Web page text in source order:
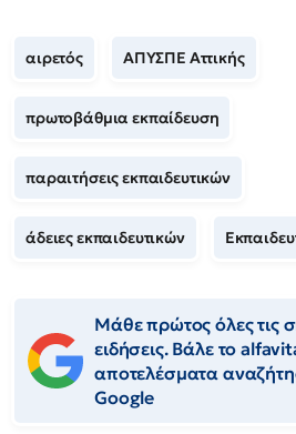
αιρετός ΑΠΥΣΠΕ Αττικής
πρωτοβάθμια εκπαίδευση
παραιτήσεις εκπαιδευτικών
άδειες εκπαιδευτικών
Μάθε πρώτος όλες τις
ειδήσεις. Βάλε το
αποτελέσματα
Google